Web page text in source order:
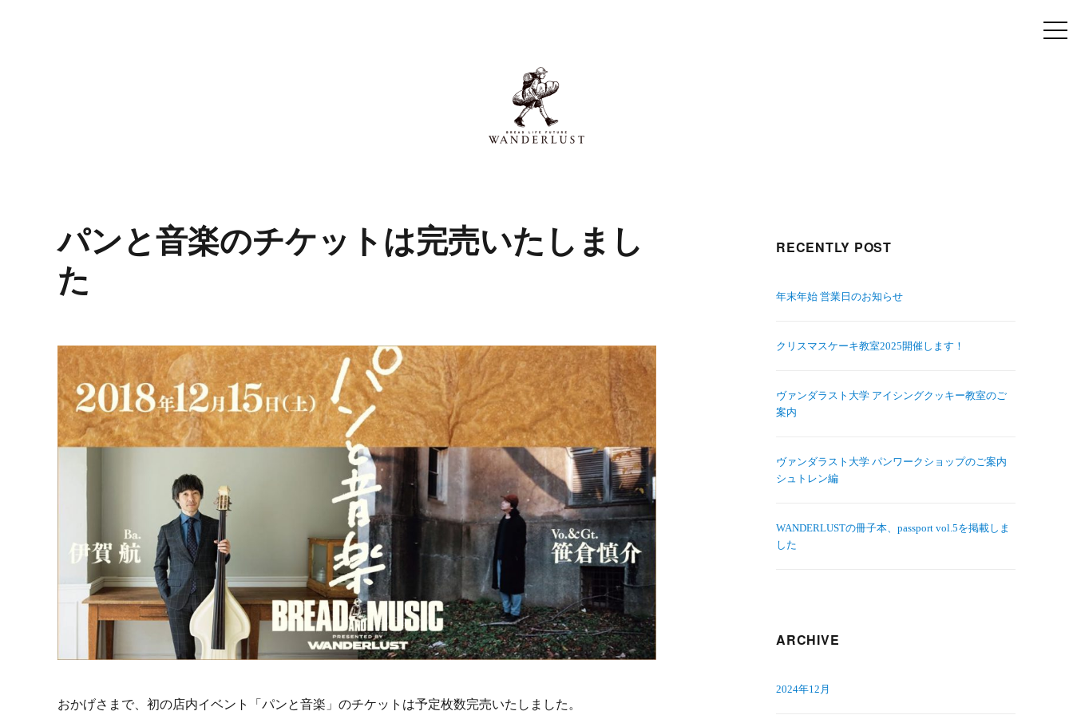
パンと音楽のチケットは完売いたしまし
た
おかげさまで、初の店内イベント「パンと音楽」のチケットは予定枚数完売いたしました。
RECENTLY POST
年末年始 営業日のお知らせ
クリスマスケーキ教室2025開催します！
ヴァンダラスト大学 アイシングクッキー教室のご
案内
ヴァンダラスト大学 パンワークショップのご案内
シュトレン編
WANDERLUSTの冊子本、passport vol.5を掲載しま
した
ARCHIVE
2024年12月